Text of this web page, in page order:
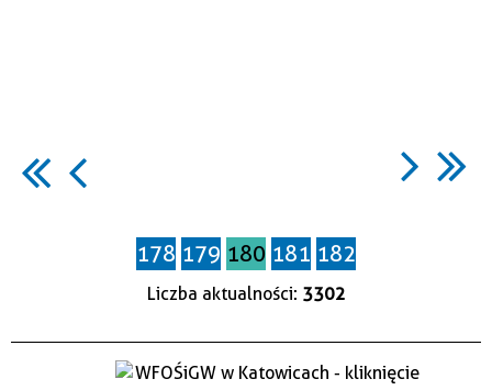
178 179 180 181 182
Liczba aktualności: 3302